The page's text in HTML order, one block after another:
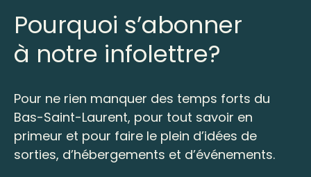
Pourquoi s’abonner
à notre infolettre?
Pour ne rien manquer des temps forts du
Bas-Saint-Laurent, pour tout savoir en
primeur et pour faire le plein d’idées de
sorties, d’hébergements et d’événements.